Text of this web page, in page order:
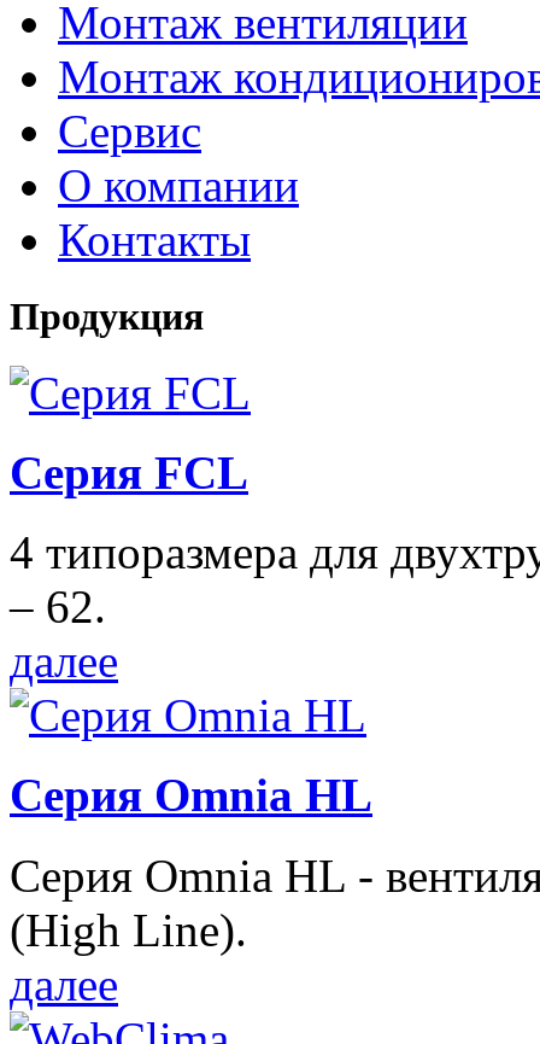
Монтаж вентиляции
Монтаж
Сервис
О компании
Контакты
Продукция
Серия FCL
4 типоразмера для
– 62.
далее
Серия Omnia HL
Серия Omnia HL -
(High Line).
далее